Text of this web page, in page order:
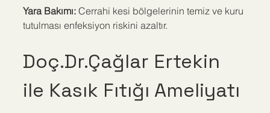
Yara Bakımı: Cerrahi kesi bölgelerinin temiz ve kuru
tutulması enfeksiyon riskini azaltır.
Doç.Dr.Çağlar Ertekin
ile Kasık Fıtığı Ameliyatı